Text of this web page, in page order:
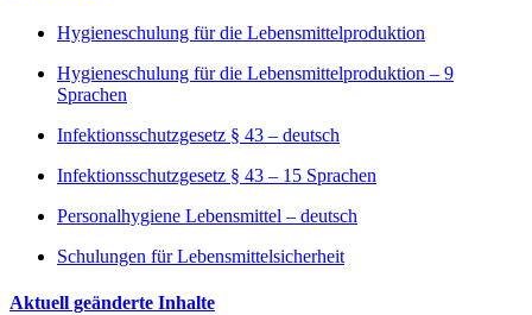
Hygieneschulung für die Lebensmittelproduktion
Hygieneschulung für die Lebensmittelproduktion – 9
Sprachen
Infektionsschutzgesetz § 43 – deutsch
Infektionsschutzgesetz § 43 – 15 Sprachen
Personalhygiene Lebensmittel – deutsch
Schulungen für Lebensmittelsicherheit
Aktuell geänderte Inhalte